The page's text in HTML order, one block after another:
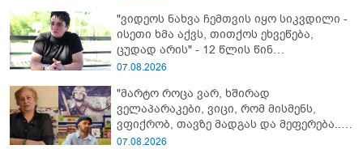
ავიწროებდა” - ეკა კუპატაძე
"ვიდეოს ნახვა ჩემთვის იყო სიკვდილი -
ისეთი ხმა აქვს, თითქოს ეხვეწება,
ცუდად არის" - 12 წლის წინ
გაუჩინარებული ბიჭის დედა
კომენტარს აკეთებს
07.08.2026
"მარტო როცა ვარ, ხშირად
ველაპარაკები, ვიცი, რომ მისმენს,
ვფიქრობ, თავზე მადგას და მეფერება...“
- გიორგი კეკელიძე გმირი ანწუხელიძის
07.08.2026